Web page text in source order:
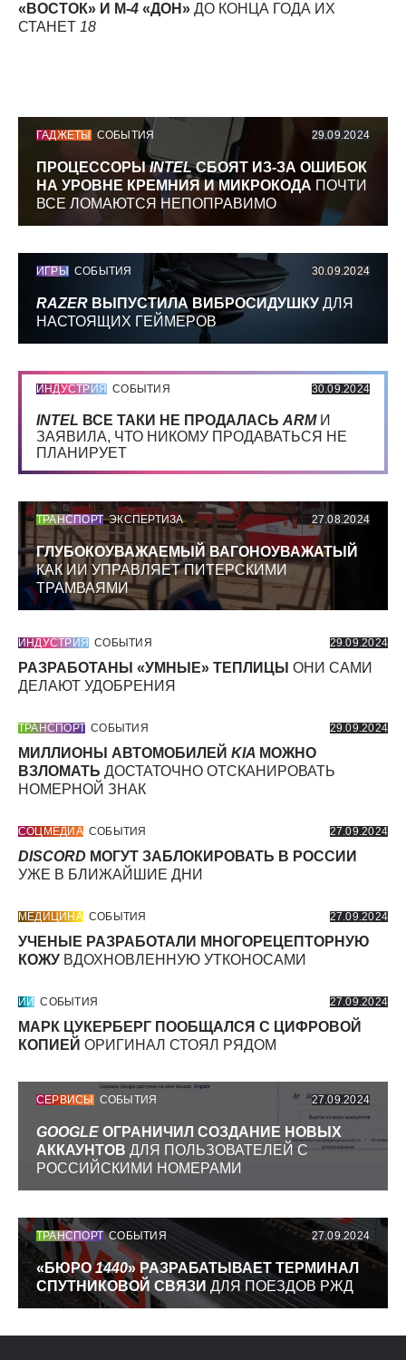
«ВОСТОК» И М-4 «ДОН» ДО КОНЦА ГОДА ИХ
СТАНЕТ 18
ГАДЖЕТЫ СОБЫТИЯ 29.09.2024
ПРОЦЕССОРЫINTELСБОЯТ ИЗ-ЗА ОШИБОК
НА УРОВНЕ КРЕМНИЯ И МИКРОКОДА ПОЧТИ
ВСЕ ЛОМАЮТСЯ НЕПОПРАВИМО
ИГРЫ СОБЫТИЯ 30.09.2024
RAZER ВЫПУСТИЛА ВИБРОСИДУШКУ ДЛЯ
НАСТОЯЩИХ ГЕЙМЕРОВ
ИНДУСТРИЯ СОБЫТИЯ 30.09.2024
INTEL ВСЕ ТАКИ НЕ ПРОДАЛАСЬ ARMИ
ЗАЯВИЛА, ЧТО НИКОМУ ПРОДАВАТЬСЯ НЕ
ПЛАНИРУЕТ
ТРАНСПОРТ ЭКСПЕРТИЗА 27.08.2024
ГЛУБОКОУВАЖАЕМЫЙ ВАГОНОУВАЖАТЫЙ
КАК ИИ УПРАВЛЯЕТ ПИТЕРСКИМИ
ТРАМВАЯМИ
ИНДУСТРИЯ СОБЫТИЯ 29.09.2024
РАЗРАБОТАНЫ «УМНЫЕ» ТЕПЛИЦЫ ОНИ САМИ
ДЕЛАЮТ УДОБРЕНИЯ
ТРАНСПОРТ СОБЫТИЯ 29.09.2024
МИЛЛИОНЫ АВТОМОБИЛЕЙ KIA МОЖНО
ВЗЛОМАТЬ ДОСТАТОЧНО ОТСКАНИРОВАТЬ
НОМЕРНОЙ ЗНАК
СОЦМЕДИА СОБЫТИЯ 27.09.2024
DISCORD МОГУТ ЗАБЛОКИРОВАТЬ В РОССИИ
УЖЕ В БЛИЖАЙШИЕ ДНИ
МЕДИЦИНА СОБЫТИЯ 27.09.2024
УЧЕНЫЕ РАЗРАБОТАЛИ МНОГОРЕЦЕПТОРНУЮ
КОЖУ ВДОХНОВЛЕННУЮ УТКОНОСАМИ
ИИ СОБЫТИЯ 27.09.2024
МАРК ЦУКЕРБЕРГ ПООБЩАЛСЯ С ЦИФРОВОЙ
КОПИЕЙ ОРИГИНАЛ СТОЯЛ РЯДОМ
СЕРВИСЫ СОБЫТИЯ 27.09.2024
GOOGLE ОГРАНИЧИЛ СОЗДАНИЕ НОВЫХ
АККАУНТОВ ДЛЯ ПОЛЬЗОВАТЕЛЕЙ С
РОССИЙСКИМИ НОМЕРАМИ
ТРАНСПОРТ СОБЫТИЯ 27.09.2024
«БЮРО1440» РАЗРАБАТЫВАЕТ ТЕРМИНАЛ
СПУТНИКОВОЙ СВЯЗИ ДЛЯ ПОЕЗДОВ РЖД